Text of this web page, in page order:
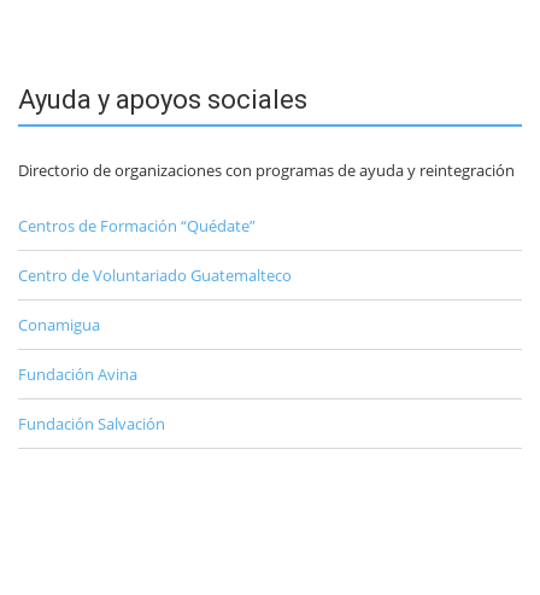
Ayuda y apoyos sociales
Directorio de organizaciones con programas de ayuda y reintegración
Centros de Formación “Quédate”
Centro de Voluntariado Guatemalteco
Conamigua
Fundación Avina
Fundación Salvación